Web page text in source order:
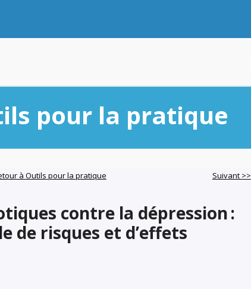
pour la pratique
à Outils pour la pratique Suivant >>
contre la dépression :
de risques et d’effets